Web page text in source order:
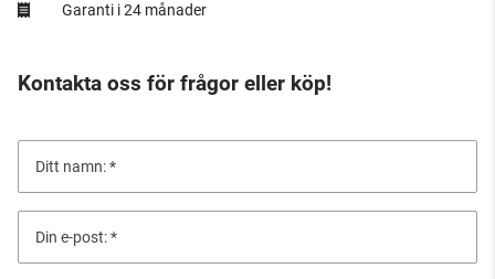
Garanti i 24 månader
Kontakta oss för frågor eller köp!
Ditt namn:
Din e-post: